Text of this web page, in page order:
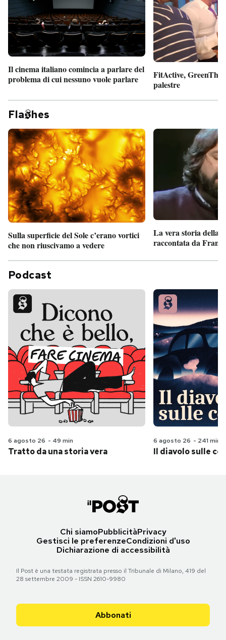
Il cinema italiano comincia a parlare del
problema di cui nessuno vuole parlare
FitActive,
palestre
Fla hes
Sulla superficie del Sole c’erano vortici
che non riuscivamo a vedere
La vera storia della
raccontata da
Podcast
6 agosto 26 - 49 min
Tratto da una storia vera
6 agosto 26 - 241 min
Il diavolo sulle
Chi siamoPubblicitàPrivacy
Gestisci le preferenzeCondizioni d'uso
Dichiarazione di accessibilità
Il Post è una testata registrata presso il Tribunale di Milano, 419 del
28 settembre 2009 - ISSN 2610-9980
Abbonati